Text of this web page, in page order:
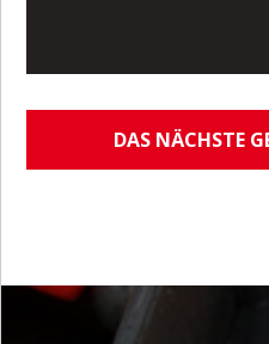
DAS NÄCHSTE